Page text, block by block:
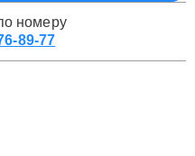
номеру
89-77